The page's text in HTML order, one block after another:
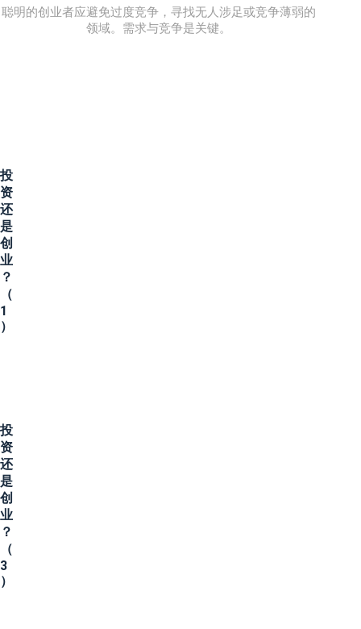
聪明的创业者应避免过度竞争，寻找无人涉足或竞争薄弱的
领域。需求与竞争是关键。
投
资
还
是
创
业
？
（
1
）
投
资
还
是
创
业
？
（
3
）